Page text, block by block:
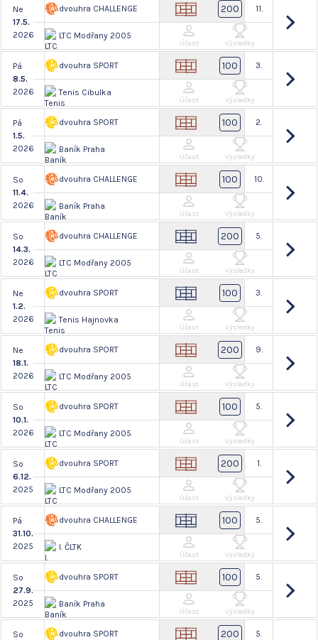
Ne
17.5.
2026
dvouhra CHALLENGE
LTC Modřany 2005
200 11.
Účast Výsledky
Pá
8.5.
2026
dvouhra SPORT
Tenis Cibulka
100 3.
Účast Výsledky
Pá
1.5.
2026
dvouhra SPORT
Baník Praha
100 2.
Účast Výsledky
So
11.4.
2026
dvouhra CHALLENGE
Baník Praha
100 10.
Účast Výsledky
So
14.3.
2026
dvouhra CHALLENGE
LTC Modřany 2005
200 5.
Účast Výsledky
Ne
1.2.
2026
dvouhra SPORT
Tenis Hajnovka
100 3.
Účast Výsledky
Ne
18.1.
2026
dvouhra SPORT
LTC Modřany 2005
200 9.
Účast Výsledky
So
10.1.
2026
dvouhra SPORT
LTC Modřany 2005
100 5.
Účast Výsledky
So
6.12.
2025
dvouhra SPORT
LTC Modřany 2005
200 1.
Účast Výsledky
Pá
31.10.
2025
dvouhra CHALLENGE
I. ČLTK
100 5.
Účast Výsledky
So
27.9.
2025
dvouhra SPORT
Baník Praha
100 5.
Účast Výsledky
So
dvouhra SPORT 200 5.